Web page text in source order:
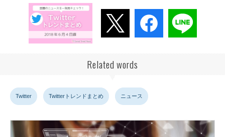
Related words
Twitter Twitterトレンドまとめ ニュース